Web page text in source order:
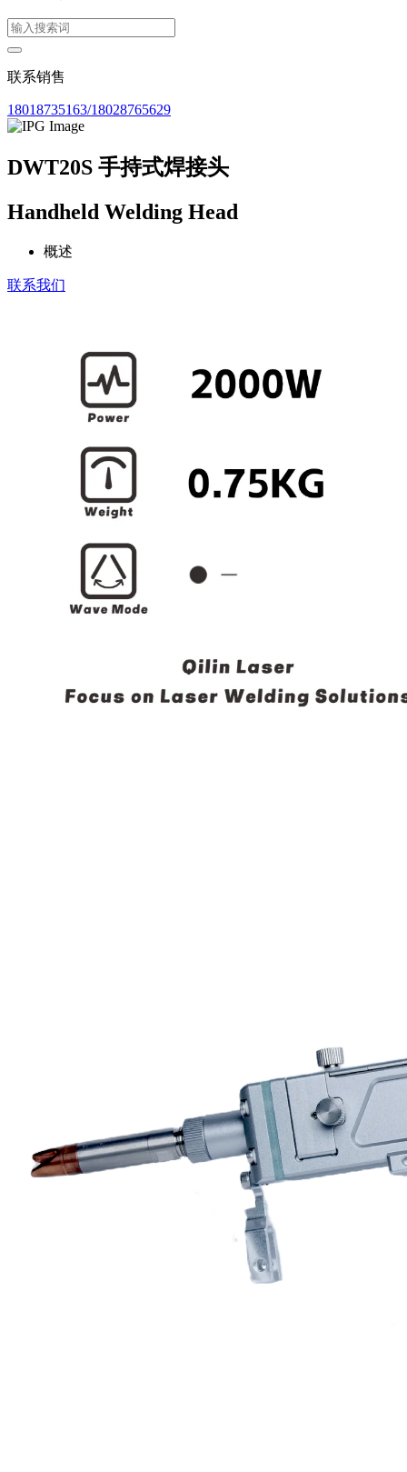
联系销售
18018735163/18028765629
DWT20S 手持式焊接头
Handheld Welding Head
概述
联系我们